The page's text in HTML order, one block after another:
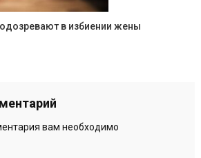
в избиении жены
вам необходимо